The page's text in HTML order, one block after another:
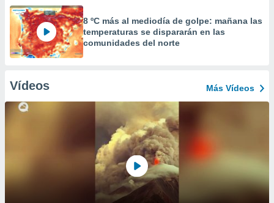
8 ºC más al mediodía de golpe: mañana las
temperaturas se dispararán en las
comunidades del norte
Vídeos Más Vídeos